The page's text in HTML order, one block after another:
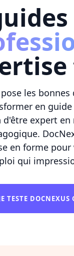
les
en
d'être expert
en forme
qui
TESTE